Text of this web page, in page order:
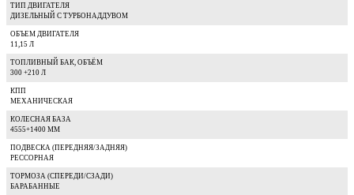
ТИП ДВИГАТЕЛЯ
ДИЗЕЛЬНЫЙ С ТУРБОНАДДУВОМ
ОБЪЕМ ДВИГАТЕЛЯ
11,15 Л
ТОПЛИВНЫЙ БАК, ОБЪЁМ
300 +210 Л
КПП
МЕХАНИЧЕСКАЯ
КОЛЕСНАЯ БАЗА
4555+1400 ММ
ПОДВЕСКА (ПЕРЕДНЯЯ/ЗАДНЯЯ)
РЕССОРНАЯ
ТОРМОЗА (СПЕРЕДИ/СЗАДИ)
БАРАБАННЫЕ